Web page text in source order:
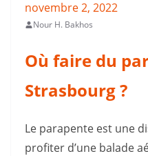
novembre 2, 2022
Nour H. Bakhos
Où faire du
Strasbourg ?
Le parapente est une
profiter d’une balade